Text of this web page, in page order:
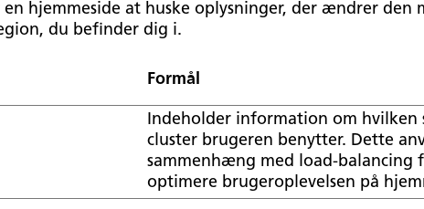
hjemmeside at huske oplysninger, der ændrer den
du befinder dig i.
Formål
Indeholder information om hvilken
cluster brugeren benytter. Dette
sammenhæng med load-balancing
optimere brugeroplevelsen på